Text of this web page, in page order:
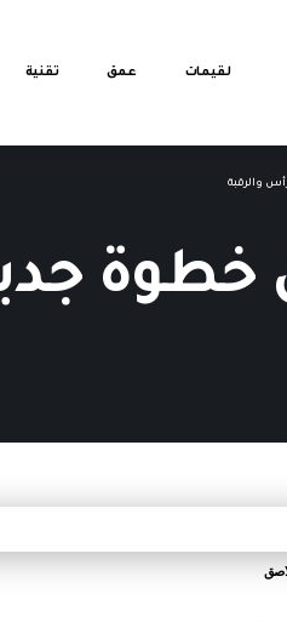
لقيمات عمق تقنية
والرقبة
خطوة